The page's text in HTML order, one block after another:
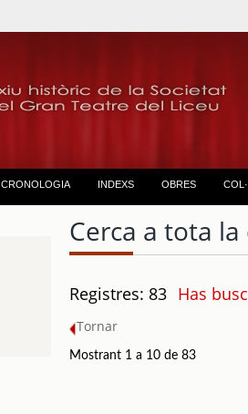
CRONOLOGIA INDEXS OBRES
Cerca a tota
Registres: 83 Has
Tornar
Mostrant 1 a 10 de 83